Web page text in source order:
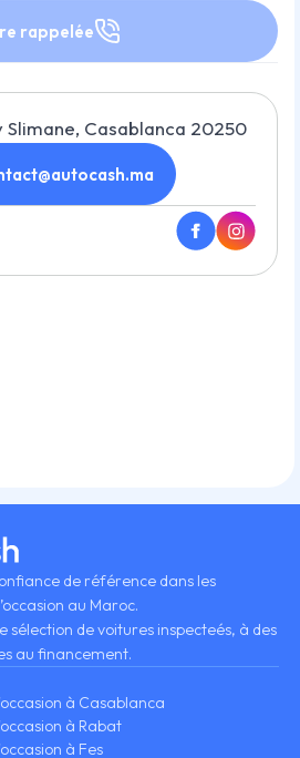
rappelée
Slimane, Casablanca 20250
de référence dans les
au Maroc.
sélection de voitures inspecteés, à des
au financement.
à Casablanca
à Rabat
à Fes